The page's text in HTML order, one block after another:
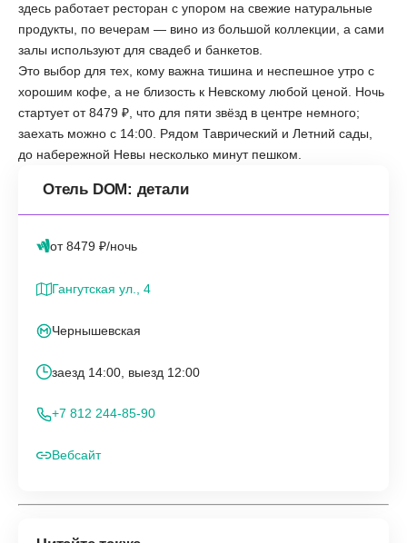
здесь работает ресторан с упором на свежие натуральные
продукты, по вечерам — вино из большой коллекции, а сами
залы используют для свадеб и банкетов.
Это выбор для тех, кому важна тишина и неспешное утро с
хорошим кофе, а не близость к Невскому любой ценой. Ночь
стартует от 8479 ₽, что для пяти звёзд в центре немного;
заехать можно с 14:00. Рядом Таврический и Летний сады,
до набережной Невы несколько минут пешком.
Отель DOM: детали
от 8479 ₽/ночь
Гангутская ул., 4
Чернышевская
заезд 14:00, выезд 12:00
+7 812 244-85-90
Вебсайт